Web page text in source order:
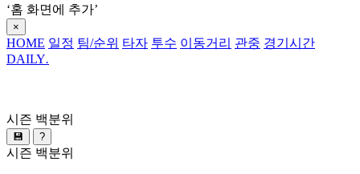
‘홈 화면에 추가’
×
HOME 일정 팀/순위 타자 투수 이동거리 관중 경기시간
DAILY.
시즌 백분위
💾 ?
시즌 백분위